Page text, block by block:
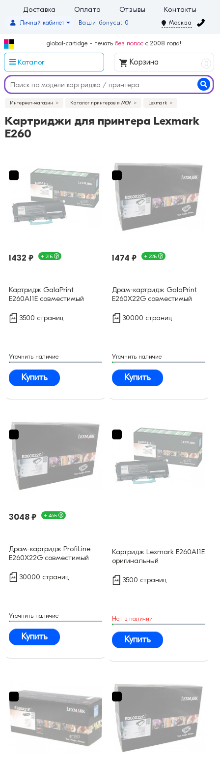
Доставка Оплата Отзывы Контакты
Ваши бонусы: 0
Личный кабинет Москва
global-cartidge - печать без полос с 2008 года!
Каталог Корзина 0
Интернет-магазин Каталог принтеров и МФУ Lexmark
Картриджи для принтера Lexmark
E260
1432 ₽ + 21Б
Картридж GalaPrint
E260A11E совместимый
3500 страниц
Уточнить наличие
Купить
1474 ₽ + 22Б
Драм-картридж GalaPrint
E260X22G совместимый
30000 страниц
Уточнить наличие
Купить
3048 ₽ + 46Б
Драм-картридж ProfiLine
E260X22G совместимый
30000 страниц
Уточнить наличие
Купить
Картридж Lexmark E260A11E
оригинальный
3500 страниц
Нет в наличии
Купить